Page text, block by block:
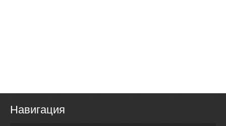
Навигация